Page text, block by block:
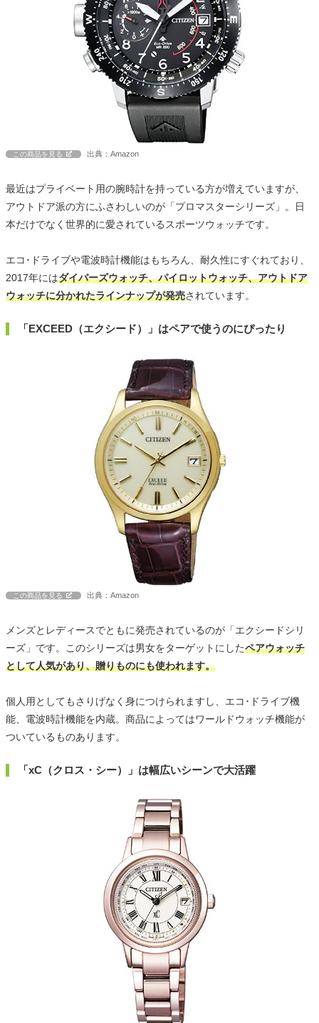
この商品を見る 出典：Amazon
最近はプライベート用の腕時計を持っている方が増えていますが、
アウトドア派の方にふさわしいのが「プロマスターシリーズ」。日
本だけでなく世界的に愛されているスポーツウォッチです。
エコ･ドライブや電波時計機能はもちろん、耐久性にすぐれており、
2017年にはダイバーズウォッチ、パイロットウォッチ、アウトドア
ウォッチに分かれたラインナップが発売されています。
「EXCEED（エクシード）」はペアで使うのにぴったり
この商品を見る 出典：Amazon
メンズとレディースでともに発売されているのが「エクシードシリ
ーズ」です。このシリーズは男女をターゲットにしたペアウォッチ
として人気があり、贈りものにも使われます。
個人用としてもさりげなく身につけられますし、エコ･ドライブ機
能、電波時計機能を内蔵。商品によってはワールドウォッチ機能が
ついているものあります。
「xC（クロス・シー）」は幅広いシーンで大活躍